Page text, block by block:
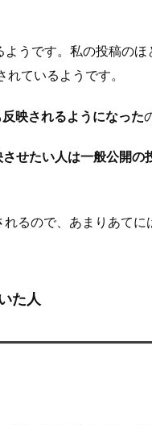
うです。私の投稿のほ
れているようです。
映されるようになった
せたい人は一般公開の
るので、あまりあてに
た人